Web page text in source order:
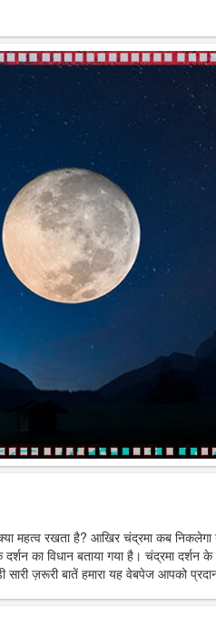
महत्व रखता है? आखिर चंद्रमा कब निकलेगा
का विधान बताया गया है। चंद्रमा दर्शन के
ज़रूरी बातें हमारा यह वेबपेज आपको